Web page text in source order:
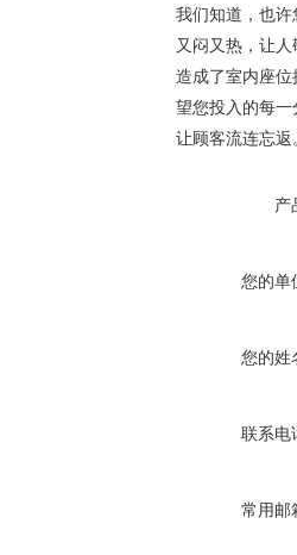
我们知道，也
又闷又热，让
造成了室内座
望您投入的每
让顾客流连忘返
产
您的单
您的姓
联系电
常用邮